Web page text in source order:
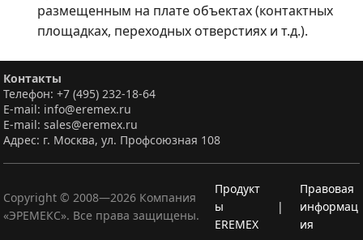
размещенным на плате объектах (контактных
площадках, переходных отверстиях и т.д.).
Контакты
Телефон: +7 (495) 232-18-64
E-mail: info@eremex.ru
E-mail: sales@eremex.ru
Адрес: г. Москва, ул. Профсоюзная 108
Copyright © 2008—2026 Компания
«ЭРЕМЕКС». Все права защищены.
Продукт
ы
EREMEX
|
Правовая
информац
ия